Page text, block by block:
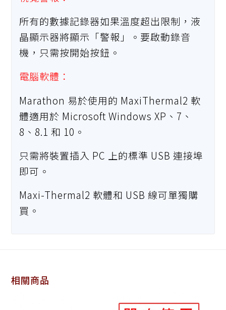
所有的數據記錄器如果溫度超出限制，液
晶顯示器將顯示「警報」。要啟動錄音
機，只需按開始按鈕。
電腦軟體：
Marathon 易於使用的 MaxiThermal2 軟
體適用於 Microsoft Windows XP、7、
8、8.1 和 10。
只需將裝置插入 PC 上的標準 USB 連接埠
即可。
Maxi-Thermal2 軟體和 USB 線可單獨購
買。
相關商品